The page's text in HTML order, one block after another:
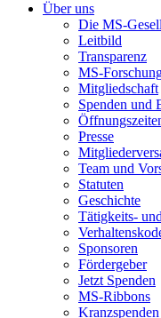
Über uns
Die MS-
Leitbild
Transparenz
MS-
Mitgliedschaft
Spenden und
Presse
Team und
Statuten
Geschichte
Tätigkeits-
Sponsoren
Fördergeber
Jetzt Spenden
MS-Ribbons
Kranzspenden